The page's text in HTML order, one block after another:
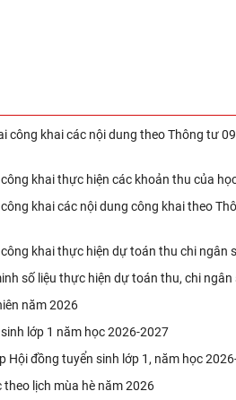
công khai các nội dung theo Thông tư
công khai thực hiện các khoản thu của
công khai các nội dung công khai theo
công khai thực hiện dự toán thu chi ngân
số liệu thực hiện dự toán thu, chi
năm 2026
lớp 1 năm học 2026-2027
Hội đồng tuyển sinh lớp 1, năm học
theo lịch mùa hè năm 2026